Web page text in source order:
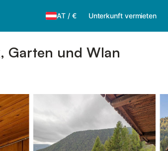
AT / € Unterkunft vermieten
Garten und Wlan